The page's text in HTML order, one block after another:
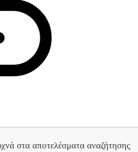
στα αποτελέσματα αναζήτησης